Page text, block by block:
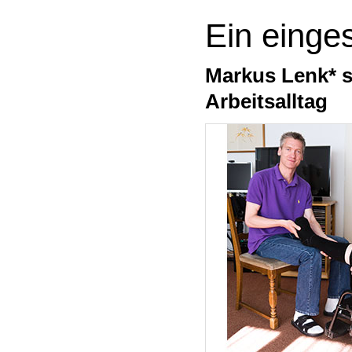
Ein
Markus Lenk*
Arbeitsalltag